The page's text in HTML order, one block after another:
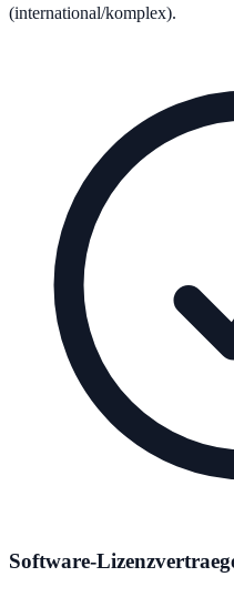
(international/komplex).
Software-